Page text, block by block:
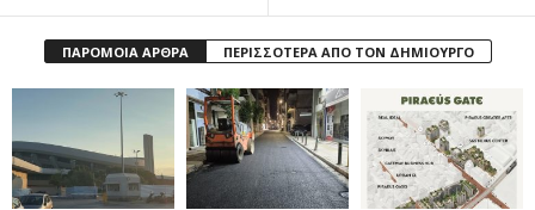
ΠΑΡΟΜΟΙΑ ΑΡΘΡΑ ΠΕΡΙΣΣΟΤΕΡΑ ΑΠΟ ΤΟΝ ΔΗΜΙΟΥΡΓΟ